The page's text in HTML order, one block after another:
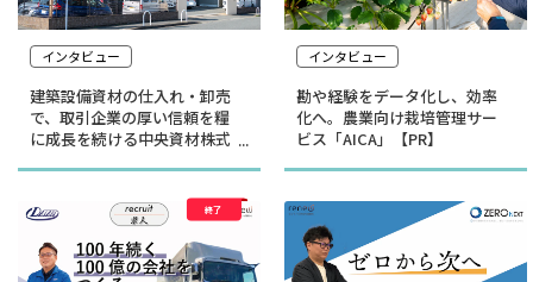
インタビュー
建築設備資材の仕入れ・卸売
で、取引企業の厚い信頼を糧
に成長を続ける中央資材株式
インタビュー
勘や経験をデータ化し、効率
化へ。農業向け栽培管理サー
ビス「AICA」【PR】
終了